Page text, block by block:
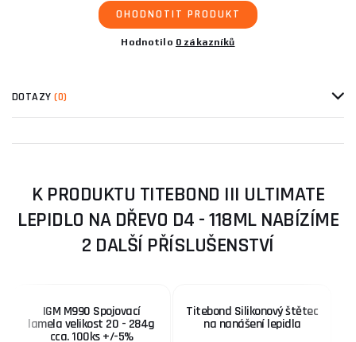
OHODNOTIT PRODUKT
Hodnotilo 0 zákazníků
DOTAZY(0)
K PRODUKTU TITEBOND III ULTIMATE
LEPIDLO NA DŘEVO D4 - 118ML NABÍZÍME
2 DALŠÍ PŘÍSLUŠENSTVÍ
IGM M990 Spojovací
lamela velikost 20 - 284g
cca. 100ks +/-5%
Titebond Silikonový štětec
na nanášení lepidla